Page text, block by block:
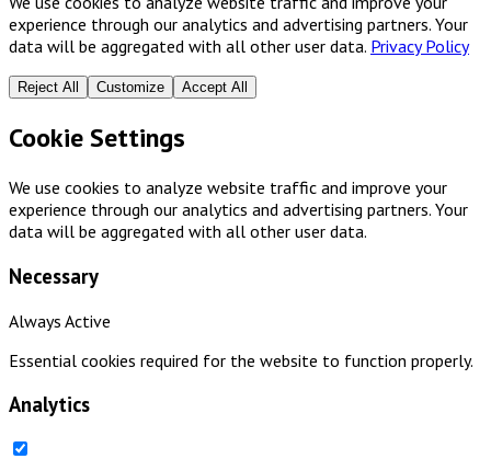
experience through our analytics and advertising partners. Your
data will be aggregated with all other user data. Privacy Policy
Reject All Customize Accept All
Cookie Settings
We use cookies to analyze website traffic and improve your
experience through our analytics and advertising partners. Your
data will be aggregated with all other user data.
Necessary
Always Active
Essential cookies required for the website to function properly.
Analytics